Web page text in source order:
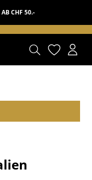
CHF 50.-